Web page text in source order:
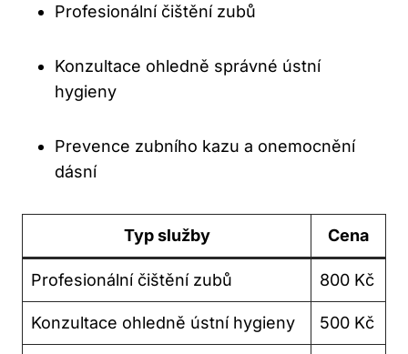
Profesionální čištění zubů
Konzultace ohledně správné ústní
hygieny
Prevence zubního kazu a onemocnění
dásní
Typ služby Cena
Profesionální čištění zubů 800 Kč
Konzultace ohledně ústní hygieny 500 Kč